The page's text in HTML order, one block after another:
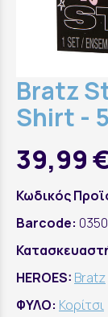
Bratz
Shirt -
39,99
Κωδικός
Barcode:
HEROES: Bratz
ΦΥΛΟ: Κορίτσι